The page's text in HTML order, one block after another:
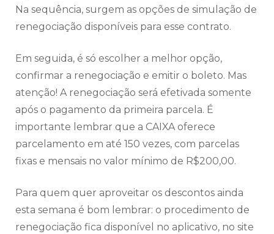
Na sequência, surgem as opções de simulação de
renegociação disponíveis para esse contrato.
Em seguida, é só escolher a melhor opção,
confirmar a renegociação e emitir o boleto. Mas
atenção! A renegociação será efetivada somente
após o pagamento da primeira parcela. É
importante lembrar que a CAIXA oferece
parcelamento em até 150 vezes, com parcelas
fixas e mensais no valor mínimo de R$200,00.
Para quem quer aproveitar os descontos ainda
esta semana é bom lembrar: o procedimento de
renegociação fica disponível no aplicativo, no site